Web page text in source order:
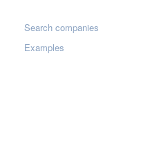
Search companies
Examples